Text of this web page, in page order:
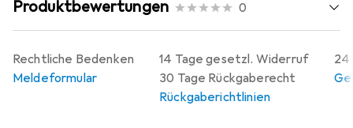
Produktbewertungen 0
14 Tage gesetzl. Widerruf
30 Tage Rückgaberecht
Rückgaberichtlinien
24
Rechtliche Bedenken
Meldeformular